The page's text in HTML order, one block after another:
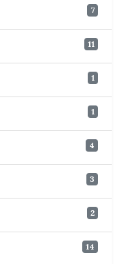
7
11
1
1
4
3
2
14